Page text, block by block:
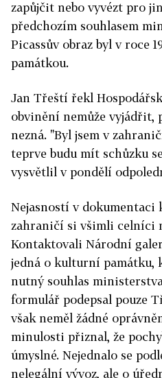
zapůjčit nebo vyvézt pro
předchozím souhlasem
Picassův obraz byl v roce
památkou.
Jan Třeští řekl
obvinění nemůže vyjádřit,
nezná. "Byl jsem v
teprve budu mít schůzku
vysvětlil v pondělí
Nejasností v dokumentaci
zahraničí si všimli celníci
Kontaktovali Národní
jedná o kulturní památku,
nutný souhlas
formulář podepsal pouze
však neměl žádné
minulosti přiznal, že
úmyslné. Nejednalo se
nelegální vývoz, ale o